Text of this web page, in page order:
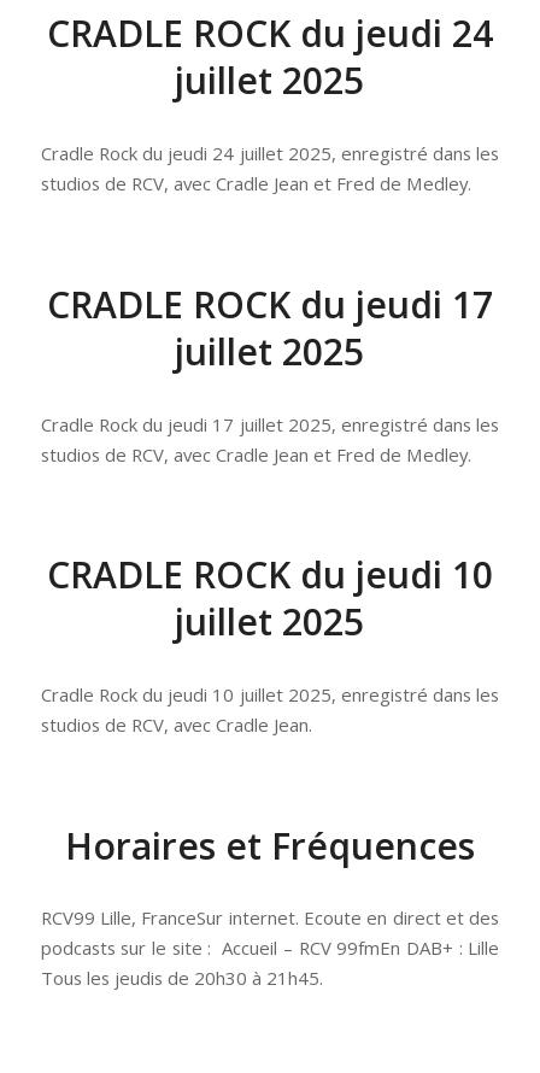
CRADLE ROCK du jeudi 24
juillet 2025
Cradle Rock du jeudi 24 juillet 2025, enregistré dans les
studios de RCV, avec Cradle Jean et Fred de Medley.
CRADLE ROCK du jeudi 17
juillet 2025
Cradle Rock du jeudi 17 juillet 2025, enregistré dans les
studios de RCV, avec Cradle Jean et Fred de Medley.
CRADLE ROCK du jeudi 10
juillet 2025
Cradle Rock du jeudi 10 juillet 2025, enregistré dans les
studios de RCV, avec Cradle Jean.
Horaires et Fréquences
RCV99 Lille, FranceSur internet. Ecoute en direct et des
podcasts sur le site : Accueil – RCV 99fmEn DAB+ : Lille
Tous les jeudis de 20h30 à 21h45.